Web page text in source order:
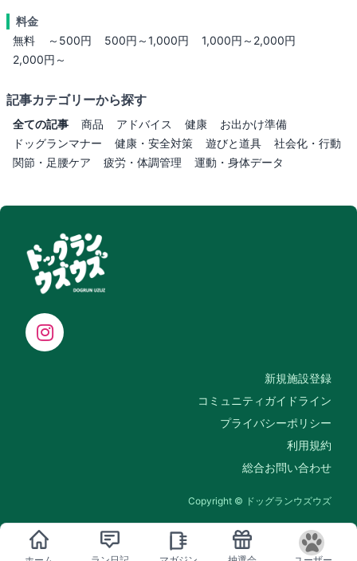
料金
無料
～500円 500円～1,000円
1,000円～2,000円
2,000円～
記事カテゴリーから探す
全ての記事 商品 アドバイス 健康
お出かけ準備
ドッグランマナー
健康・安全対策 遊びと道具
社会化・行動
関節・足腰ケア
疲労・体調管理 運動・身体データ
新規施設登録
コミュニティガイドライン
プライバシーポリシー
利用規約
総合お問い合わせ
Copyright © ドッグランウズウズ